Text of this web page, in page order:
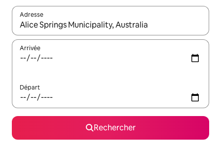
Adresse
Lorsque les résultats s'affichent, utilisez les flèches vers le
Arrivée
Départ
Rechercher